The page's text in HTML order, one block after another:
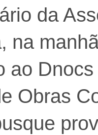
da
na
ao
Obras